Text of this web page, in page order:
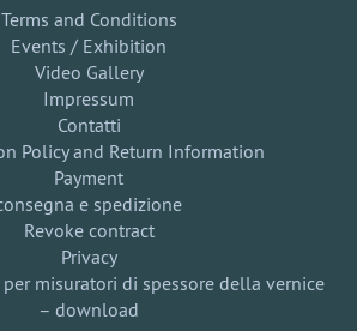
Terms and Conditions
Events / Exhibition
Video Gallery
Impressum
Contatti
Policy and Return Information
Payment
e spedizione
Revoke contract
Privacy
per misuratori di spessore della vernice
– download